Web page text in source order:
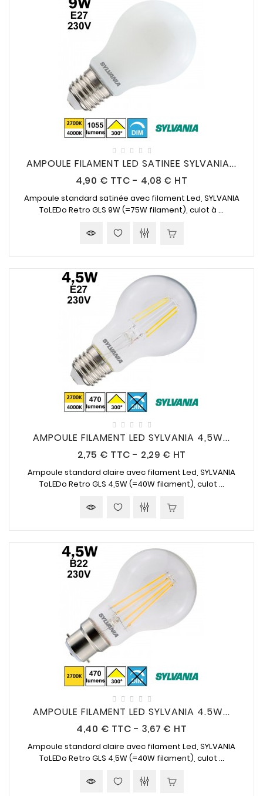
AMPOULE FILAMENT LED SATINEE SYLVANIA...
4,90 € Prix
TTC - 4,08 € HT
Ampoule standard satinée avec filament Led, SYLVANIA
ToLEDo Retro GLS 9W (=75W filament), culot à ...
AMPOULE FILAMENT LED SYLVANIA 4,5W...
2,75 € Prix
TTC - 2,29 € HT
Ampoule standard claire avec filament Led, SYLVANIA
ToLEDo Retro GLS 4,5W (=40W filament), culot ...
AMPOULE FILAMENT LED SYLVANIA 4.5W...
4,40 € Prix
TTC - 3,67 € HT
Ampoule standard claire avec filament Led, SYLVANIA
ToLEDo Retro GLS 4,5W (=40W filament), culot ...